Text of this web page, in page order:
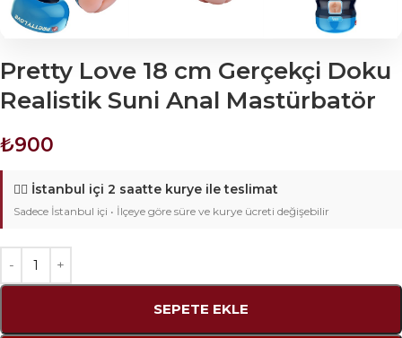
Pretty Love 18 cm Gerçekçi Doku
Realistik Suni Anal Mastürbatör
₺900
🚴‍♂️ İstanbul içi 2 saatte kurye ile teslimat
Sadece İstanbul içi • İlçeye göre süre ve kurye ücreti değişebilir
SEPETE EKLE